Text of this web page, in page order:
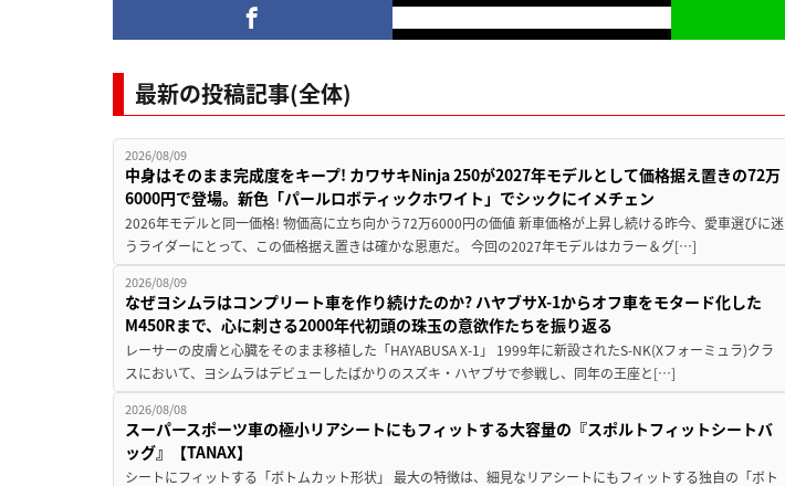
最新の投稿記事(全体)
2026/08/09
中身はそのまま完成度をキープ! カワサキNinja 250が2027年モデルとして価格据え置きの72万
6000円で登場。新色「パールロボティックホワイト」でシックにイメチェン
2026年モデルと同一価格! 物価高に立ち向かう72万6000円の価値 新車価格が上昇し続ける昨今、愛車選びに迷
うライダーにとって、この価格据え置きは確かな恩恵だ。 今回の2027年モデルはカラー＆グ[…]
2026/08/09
なぜヨシムラはコンプリート車を作り続けたのか? ハヤブサX-1からオフ車をモタード化した
M450Rまで、心に刺さる2000年代初頭の珠玉の意欲作たちを振り返る
レーサーの皮膚と心臓をそのまま移植した「HAYABUSA X-1」 1999年に新設されたS-NK(Xフォーミュラ)クラ
スにおいて、ヨシムラはデビューしたばかりのスズキ・ハヤブサで参戦し、同年の王座と[…]
2026/08/08
スーパースポーツ車の極小リアシートにもフィットする大容量の『スポルトフィットシートバ
ッグ』【TANAX】
シートにフィットする「ボトムカット形状」 最大の特徴は、細見なリアシートにもフィットする独自の「ボト